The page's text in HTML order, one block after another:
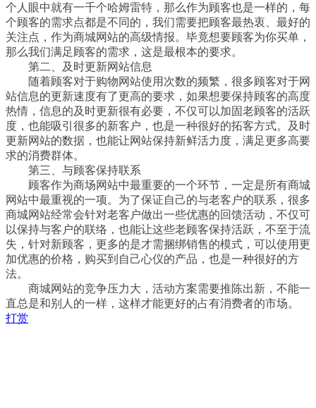
个人眼中就有一千个哈姆雷特，那么作为顾客也是一样的，每
个顾客的需求点都是不同的，我们需要把顾客最热衷、最好的
关注点，作为商城网站的高级情报。毕竟想要顾客为你买单，
那么我们满足顾客的需求，这是最根本的要求。
第二、及时更新网站信息
随着顾客对于购物网站使用次数的频繁，很多顾客对于网
站信息的更新速度有了更高的要求，如果想要保持顾客的高度
热情，信息的及时更新很有必要，不仅可以加固老顾客的活跃
度，也能吸引很多的新客户，也是一种很好的拓客方式。及时
更新网站的数据，也能让网站保持新鲜活力度，满足更多高要
求的消费群体。
第三、与顾客保持联系
顾客作为商场网站中最重要的一个环节，一定是所有商城
网站中最重视的一项。为了保证自己的与老客户的联系，很多
商城网站经常会针对老客户做出一些优惠的回馈活动，不仅可
以保持与客户的联络，也能让这些老顾客保持活跃，不至于流
失，针对新顾客，更多的是才需捆绑销售的模式，可以使用更
加优惠的价格，购买到自己心仪的产品，也是一种很好的方
法。
商城网站的竞争压力大，活动方案需要推陈出新，不能一
直总是和别人的一样，这样才能更好的占有消费者的市场。
打赏